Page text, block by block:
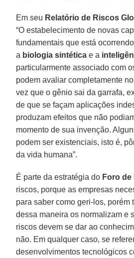
Em seu Relatório de Riscos
“O estabelecimento de novas
fundamentais que está
a biologia sintética e a
particularmente associado com
podem avaliar completamente
vez que o gênio sai da garrafa,
de que se façam aplicações
produzam efeitos que não
momento de sua invenção.
podem ser existenciais, isto é,
da vida humana”.
É parte da estratégia do Foro de
riscos, porque as empresas
para saber como geri-los, porém
dessa maneira os normalizam e
riscos devem se dar ao
não. Em qualquer caso, se
desenvolvimentos tecnológicos